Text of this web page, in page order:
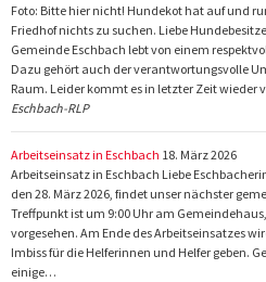
Foto: Bitte hier nicht! Hundekot hat auf und
Friedhof nichts zu suchen. Liebe
Gemeinde Eschbach lebt von einem
Dazu gehört auch der verantwortungsvolle
Raum. Leider kommt es in letzter Zeit
Eschbach-RLP
Arbeitseinsatz in Eschbach 18. März 2026
Arbeitseinsatz in Eschbach Liebe
den 28. März 2026, findet unser nächster
Treffpunkt ist um 9:00 Uhr am
vorgesehen. Am Ende des Arbeitseinsatzes
Imbiss für die Helferinnen und Helfer geben.
einige…